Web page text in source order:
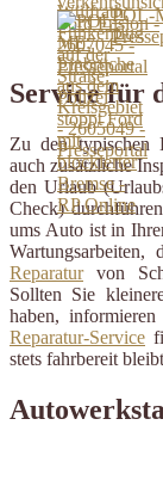
POL-
Service für
Zu den typischen
auch zusätzliche
den Urlaub
Check)
ums Auto ist in
Reparaturvon
Sollten Sie
haben,
Reparatur-Service
stets fahrbereit